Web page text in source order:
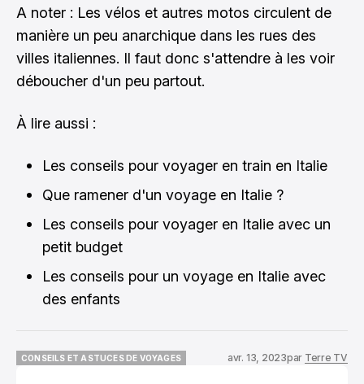
A noter : Les vélos et autres motos circulent de
manière un peu anarchique dans les rues des
villes italiennes. Il faut donc s'attendre à les voir
déboucher d'un peu partout.
À lire aussi :
Les conseils pour voyager en train en Italie
Que ramener d'un voyage en Italie ?
Les conseils pour voyager en Italie avec un
petit budget
Les conseils pour un voyage en Italie avec
des enfants
CONSEILS ET ASTUCES DE VOYAGES
avr. 13, 2023par Terre TV